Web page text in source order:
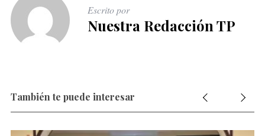
Escrito por
Nuestra Redacción TP
También te puede interesar